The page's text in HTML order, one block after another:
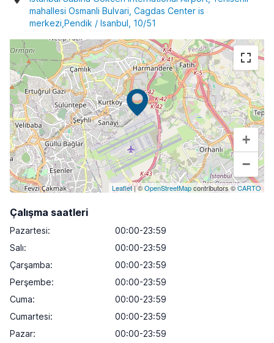
mahallesi Osmanli Bulvari, Cagdas Center is
merkezi,Pendik / Isanbul, 10/51
+
−
Leaflet| ©OpenStreetMapcontributors ©CARTO
Çalışma saatleri
Pazartesi:
00:00-23:59
Salı:
00:00-23:59
Çarşamba:
00:00-23:59
Perşembe:
00:00-23:59
Cuma:
00:00-23:59
Cumartesi:
00:00-23:59
Pazar: 00:00-23:59